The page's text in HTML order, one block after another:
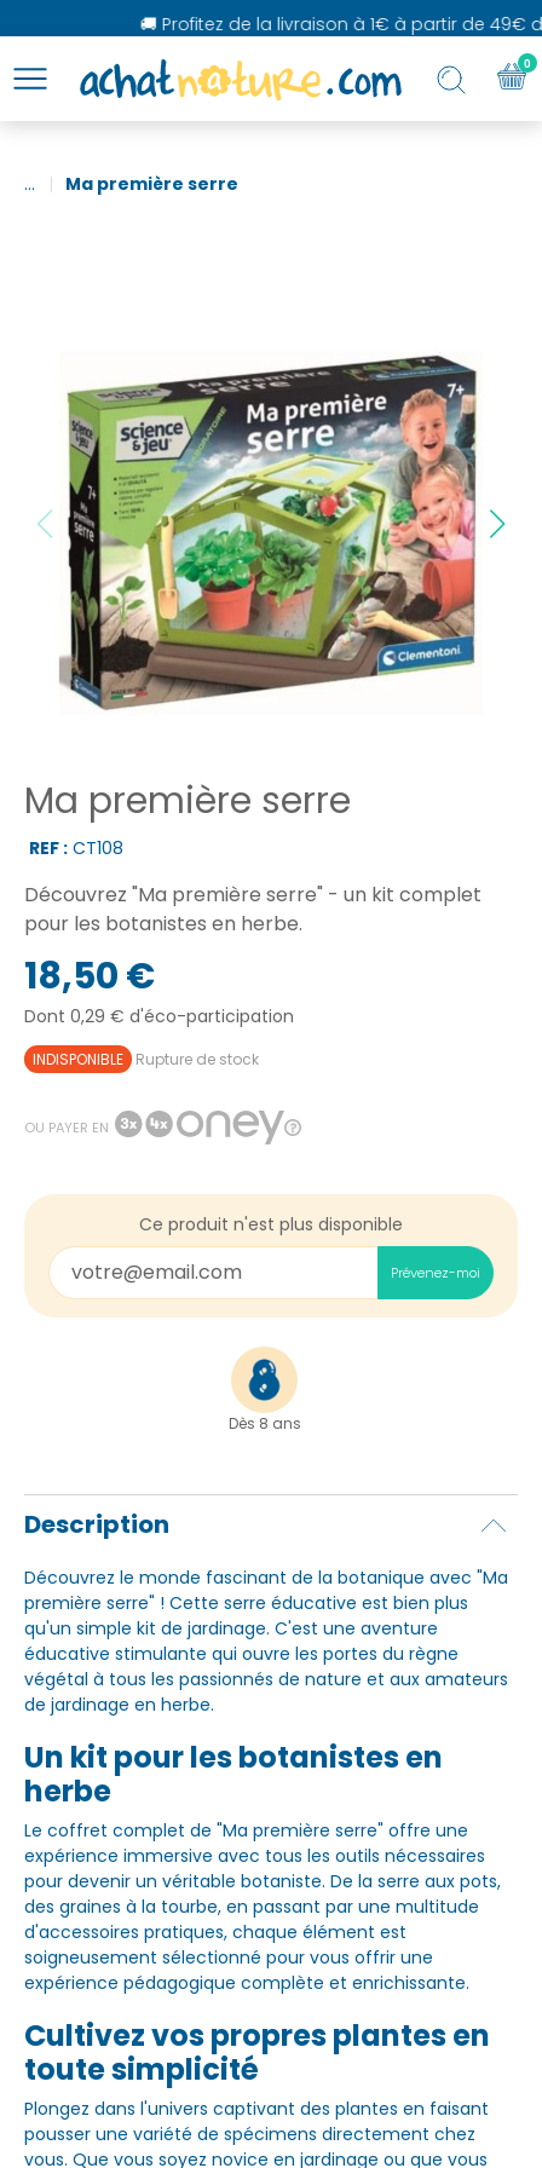
🚚 Profitez de la livraison à 1€ à partir de 49€
... Ma première serre
Ma première serre
REF : CT108
Découvrez "Ma première serre" - un kit complet
pour les botanistes en herbe.
18,50 €
Dont 0,29 € d'éco-participation
INDISPONIBLE Rupture de stock
OU PAYER EN
Ce produit n'est plus disponible
Prévenez-moi
Dès 8 ans
Description
Découvrez le monde fascinant de la botanique avec "Ma
première serre" ! Cette serre éducative est bien plus
qu'un simple kit de jardinage. C'est une aventure
éducative stimulante qui ouvre les portes du règne
végétal à tous les passionnés de nature et aux amateurs
de jardinage en herbe.
Un kit pour les botanistes en
herbe
Le coffret complet de "Ma première serre" offre une
expérience immersive avec tous les outils nécessaires
pour devenir un véritable botaniste. De la serre aux pots,
des graines à la tourbe, en passant par une multitude
d'accessoires pratiques, chaque élément est
soigneusement sélectionné pour vous offrir une
expérience pédagogique complète et enrichissante.
Cultivez vos propres plantes en
toute simplicité
Plongez dans l'univers captivant des plantes en faisant
pousser une variété de spécimens directement chez
vous. Que vous soyez novice en jardinage ou que vous
0